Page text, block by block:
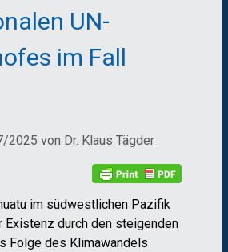
UN-
im Fall
2025 von Dr. Klaus Tägder
im südwestlichen Pazifik
Existenz durch den steigenden
Folge des Klimawandels